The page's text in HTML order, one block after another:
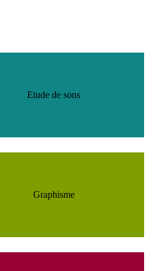
Etude de sons
Graphisme